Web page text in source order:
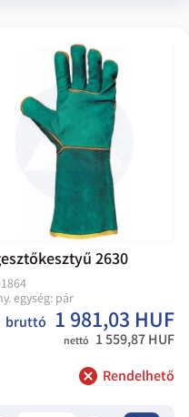
2630
egység: pár
bruttó 1 981,03 HUF
nettó 1 559,87 HUF
Rendelhető